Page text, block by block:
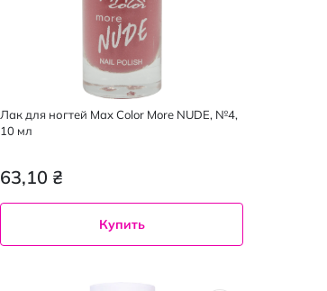
Лак для ногтей Max Color More NUDE, №4,
10 мл
63,10 ₴
Купить